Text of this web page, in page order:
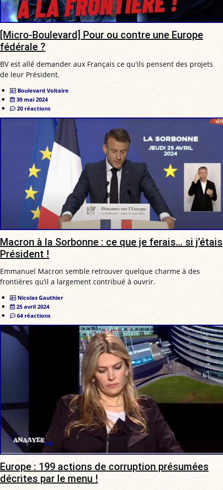
[Micro-Boulevard] Pour ou contre une Europe
fédérale ?
BV est allé demander aux Français ce qu'ils pensent des projets
de leur Président.
Boulevard Voltaire
30 mai 2024
20 réactions
Macron à la Sorbonne : ce que je ferais… si j’étais
Président !
Emmanuel Macron semble retrouver quelque charme à des
frontières qu’il a largement contribué à ouvrir.
Nicolas Gauthier
25 avril 2024
64 réactions
Europe : 199 actions de corruption présumées
décrites par le menu !